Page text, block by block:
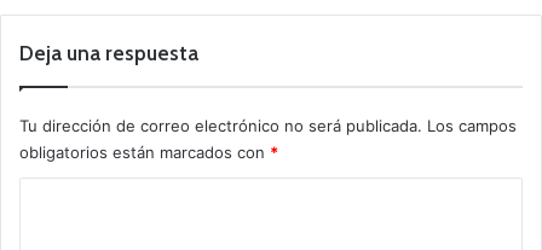
Deja una respuesta
Tu dirección de correo electrónico no será publicada. Los campos
obligatorios están marcados con *